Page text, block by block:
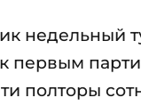
недельный
первым
полторы